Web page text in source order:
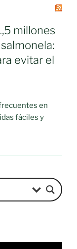
millones
evitar el
en
fáciles y